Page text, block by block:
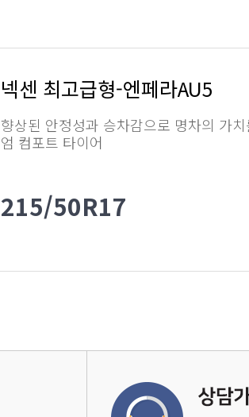
넥센 최고급형-엔페라AU5
향상된 안정성과 승차감으로 명차의 가
엄 컴포트 타이어
215/50R17